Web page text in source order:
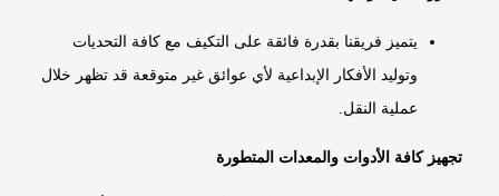
يتميز فريقنا بقدرة فائقة على التكيف مع كافة التحديات
وتوليد الأفكار الإبداعية لأي عوائق غير متوقعة قد تظهر خلال
عملية النقل.
تجهيز كافة الأدوات والمعدات المتطورة